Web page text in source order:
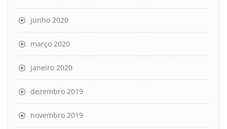
junho 2020
março 2020
janeiro 2020
dezembro 2019
novembro 2019